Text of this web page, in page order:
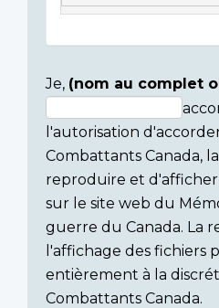
Consent
section
Je, (nom au complet
l'autorisation
Combattants Canada,
reproduire et d'afficher
sur le site web du
guerre du Canada. La
l'affichage des fichiers
entièrement à la
Combattants Canada.